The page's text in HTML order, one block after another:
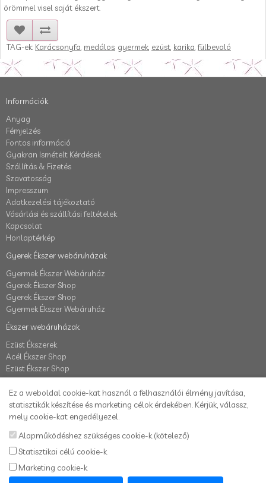
örömmel visel saját ékszert.
TAG-ek: Karácsonyfa medálos gyermek ezüst karika ,fülbevaló
Információk
Anyag
Fémjelzés
Fontos információ
Gyakran Ismételt Kérdések
Szállítás & Fizetés
Szavatosság
Impresszum
Adatkezelési tájékoztató
Vásárlási és szállítási feltételek
Kapcsolat
Honlaptérkép
Gyerek Ékszer webáruházak
Gyermek Ékszer Webáruház
Gyerek Ékszer Shop
Gyerek Ékszer Shop
Gyermek Ékszer Webáruház
Ékszer webáruházak
Ezüst Ékszerek
Acél Ékszer Shop
Ezüst Ékszer Shop
Fiók
Elállás a szerződéstől
Kívánságlista
Hírlevél
Karikafülbevaló webáruház
Ez a weboldal cookie-kat használ a felhasználói élmény javítása,
statisztikák készítése és marketing célok érdekében. Kérjük, válassz,
mely cookie-kat engedélyezel.
Alapműködéshez szükséges cookie-k (kötelező)
Statisztikai célú cookie-k
Marketing cookie-k